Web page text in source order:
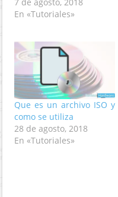
En «Tutoriales»
Que es un archivo ISO y
como se utiliza
28 de agosto, 2018
En «Tutoriales»